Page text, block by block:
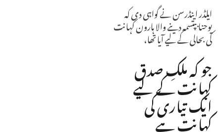
ایلڈر اینڈرسن نے گواہی دی کہ
یوحنا بپتسمہ دینے والا ہارون کہانت
کی بحالی کے لیے آیا تھا،
جو کہ ملکِ صدق
کہانت کے لیے
ایک تیاری کی
کہانت ہے